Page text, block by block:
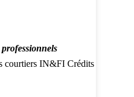
courtiers IN&FI Crédits